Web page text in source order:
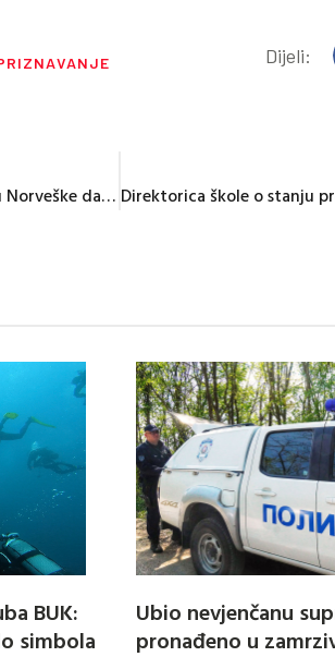
Dijeli:
Izrael reagovao na odluku Norveške da prizna Palestinu
BUK:
simbola
Ubio nevjenčanu
pronađeno u